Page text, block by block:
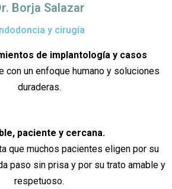
Borja Salazar
y cirugía
de implantología y casos
con un enfoque humano y soluciones
duraderas.
paciente y cercana.
que muchos pacientes eligen por su
paso sin prisa y por su trato amable y
respetuoso.